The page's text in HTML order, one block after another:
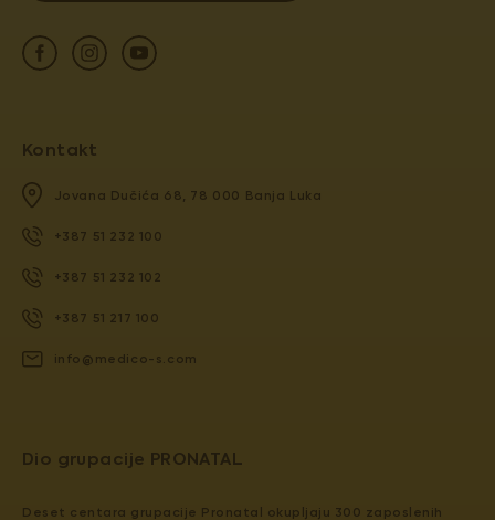
Dio grupacije PRONATAL
Deset centara grupacije Pronatal okupljaju 300 zaposlenih
Kontakt
Jovana Dučića 68, 78 000 Banja Luka
+387 51 232 100
+387 51 232 102
+387 51 217 100
info@medico-s.com